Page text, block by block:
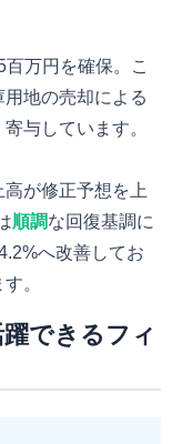
万円を確保。こ
地の売却による
与しています。
が修正予想を上
順調な回復基調に
へ改善してお
。
できるフィ